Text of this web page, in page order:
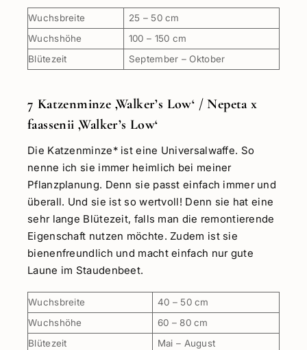
Wuchsbreite
25 – 50 cm
Wuchshöhe
100 – 150 cm
Blütezeit
September – Oktober
7 Katzenminze ‚Walker’s Low‘ / Nepeta x
faassenii ‚Walker’s Low‘
Die Katzenminze* ist eine Universalwaffe. So
nenne ich sie immer heimlich bei meiner
Pflanzplanung. Denn sie passt einfach immer und
überall. Und sie ist so wertvoll! Denn sie hat eine
sehr lange Blütezeit, falls man die remontierende
Eigenschaft nutzen möchte. Zudem ist sie
bienenfreundlich und macht einfach nur gute
Laune im Staudenbeet.
Wuchsbreite
40 – 50 cm
Wuchshöhe
60 – 80 cm
Blütezeit
Mai – August